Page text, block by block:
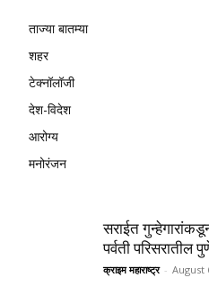
ताज्या बातम्या
शहर
टेक्नॉलॉजी
देश-विदेश
आरोग्य
मनोरंजन
सराईत
पर्वती परिसरातील
क्राइम महाराष्ट्र - August